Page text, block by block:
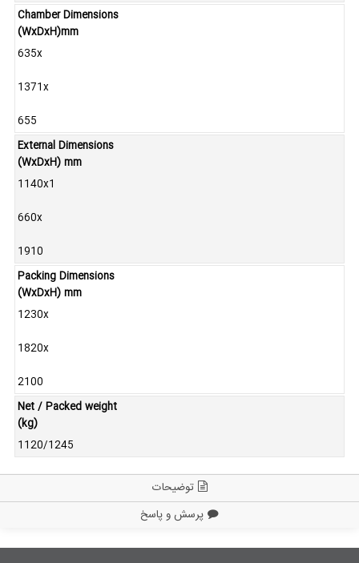
Chamber Dimensions
(WxDxH)mm
635x
1371x
655
External Dimensions
(WxDxH) mm
1140x1
660x
1910
Packing Dimensions
(WxDxH) mm
1230x
1820x
2100
Net / Packed weight
(kg)
1120/1245
توضیحات
پرسش و پاسخ